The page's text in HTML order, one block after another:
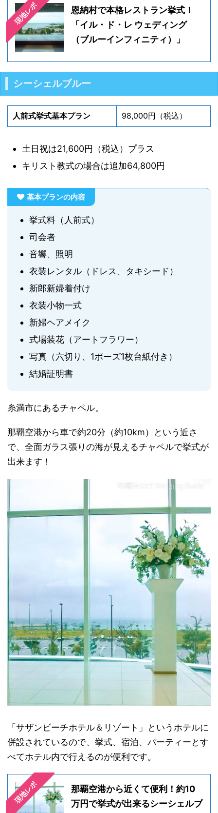
現地レポ
恩納村で本格レストラン挙式！
「イル・ド・レ ウェディング
（ブルーインフィニティ）」
シーシェルブルー
人前式挙式基本プラン 98,000円（税込）
土日祝は21,600円（税込）プラス
キリスト教式の場合は追加64,800円
基本プランの内容
挙式料（人前式）
司会者
音響、照明
衣装レンタル（ドレス、タキシード）
新郎新婦着付け
衣装小物一式
新婦ヘアメイク
式場装花（アートフラワー）
写真（六切り、1ポーズ1枚台紙付き）
結婚証明書
糸満市にあるチャペル。
那覇空港から車で約20分（約10km）という近さ
で、全面ガラス張りの海が見えるチャペルで挙式が
出来ます！
「サザンビーチホテル＆リゾート」というホテルに
併設されているので、挙式、宿泊、パーティーとす
べてホテル内で行えるのが便利です。
現地レポ
那覇空港から近くて便利！約10
万円で挙式が出来るシーシェルブ